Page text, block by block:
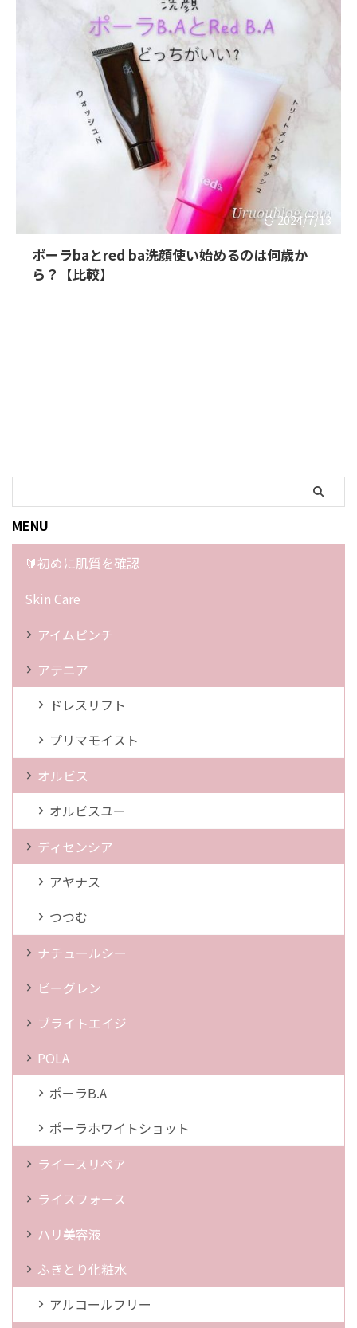
2024/7/13
ポーラbaとred ba洗顔使い始めるのは何歳か
ら？【比較】
MENU
🔰初めに肌質を確認
Skin Care
アイムピンチ
アテニア
ドレスリフト
プリマモイスト
オルビス
オルビスユー
ディセンシア
アヤナス
つつむ
ナチュールシー
ビーグレン
ブライトエイジ
POLA
ポーラB.A
ポーラホワイトショット
ライースリペア
ライスフォース
ハリ美容液
ふきとり化粧水
アルコールフリー